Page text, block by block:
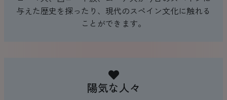
与えた歴史を探ったり、現代のスペイン文化に触れる
ことができます。
陽気な人々